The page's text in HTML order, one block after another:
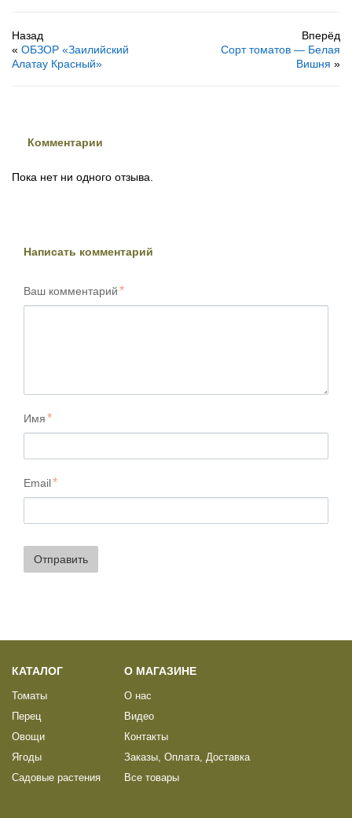
Назад
« ОБЗОР «Заилийский
Алатау Красный»
Вперёд
Сорт томатов — Белая
Вишня »
Комментарии
Пока нет ни одного отзыва.
Написать комментарий
Ваш комментарий
Имя
Email
Отправить
КАТАЛОГ
Томаты
Перец
Овощи
Ягоды
Садовые растения
О МАГАЗИНЕ
О нас
Видео
Контакты
Заказы, Оплата, Доставка
Все товары